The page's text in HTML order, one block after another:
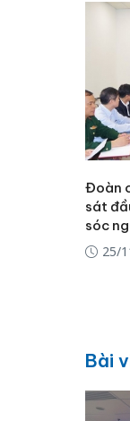
Đoàn
sát
sóc
25/
Bài